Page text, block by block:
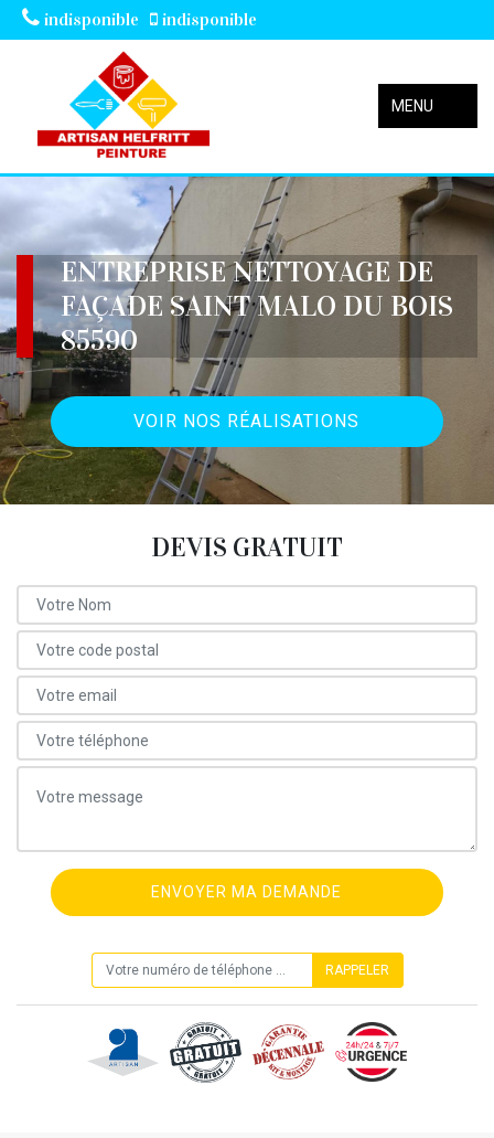
indisponible indisponible
MENU
ENTREPRISE NETTOYAGE DE
FAÇADE SAINT MALO DU BOIS
85590
VOIR NOS RÉALISATIONS
DEVIS GRATUIT